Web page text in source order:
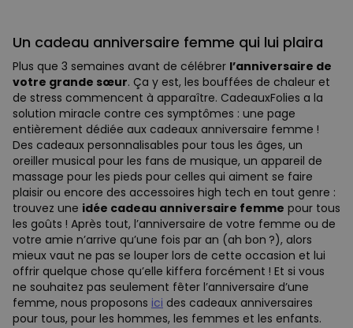
Un cadeau anniversaire femme qui lui plaira
Plus que 3 semaines avant de célébrer l’anniversaire de
votre grande sœur. Ça y est, les bouffées de chaleur et
de stress commencent à apparaître. CadeauxFolies a la
solution miracle contre ces symptômes : une page
entièrement dédiée aux cadeaux anniversaire femme !
Des cadeaux personnalisables pour tous les âges, un
oreiller musical pour les fans de musique, un appareil de
massage pour les pieds pour celles qui aiment se faire
plaisir ou encore des accessoires high tech en tout genre :
trouvez une idée cadeau anniversaire femme pour tous
les goûts ! Après tout, l’anniversaire de votre femme ou de
votre amie n’arrive qu’une fois par an (ah bon ?), alors
mieux vaut ne pas se louper lors de cette occasion et lui
offrir quelque chose qu’elle kiffera forcément ! Et si vous
ne souhaitez pas seulement fêter l’anniversaire d’une
femme, nous proposons ici des cadeaux anniversaires
pour tous, pour les hommes, les femmes et les enfants.